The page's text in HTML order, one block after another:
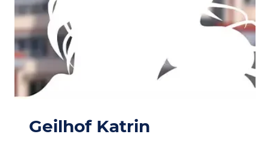
Geilhof Katrin